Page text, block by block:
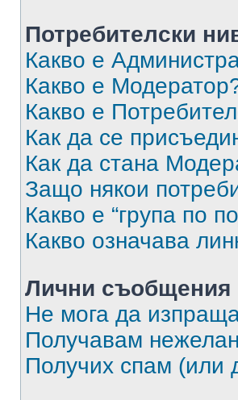
Потребителски
Какво е
Какво е
Какво е
Как да се
Как да стана
Защо някои
Какво е “група по
Какво означава
Лични съобщения
Не мога да
Получавам
Получих спам (или